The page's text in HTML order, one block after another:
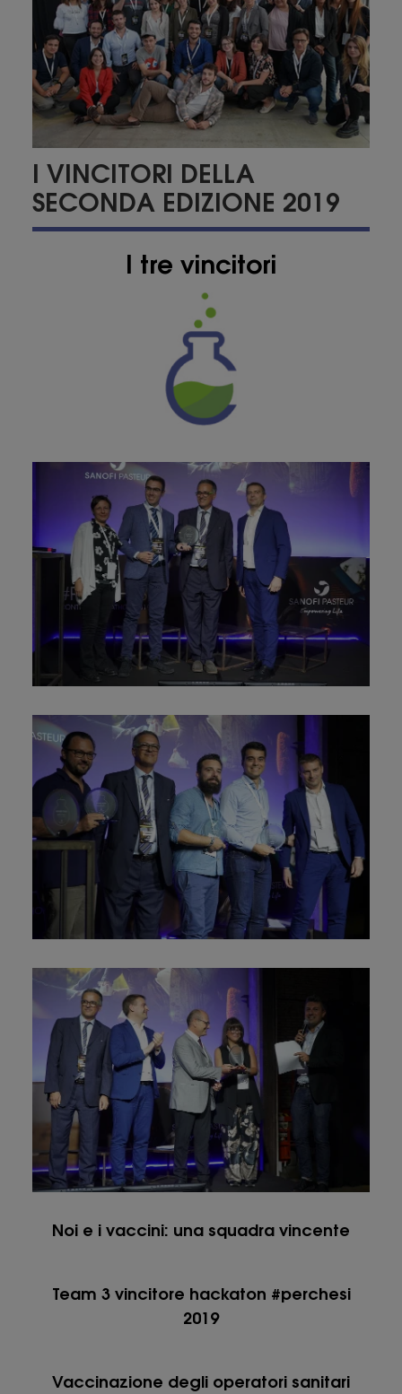
I VINCITORI DELLA
SECONDA EDIZIONE 2019
I tre vincitori
Noi e i vaccini: una squadra vincente
Team 3 vincitore hackaton #perchesi
2019
Vaccinazione degli operatori sanitari